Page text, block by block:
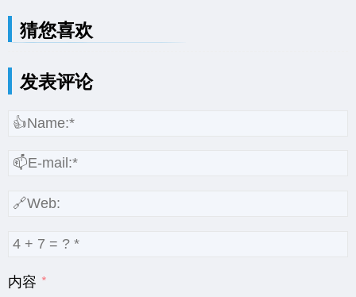
猜您喜欢
发表评论
内容